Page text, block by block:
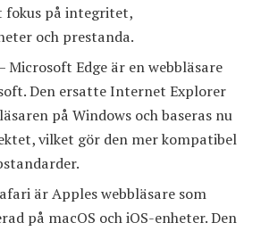
fokus på integritet,
och prestanda.
Microsoft Edge är en webbläsare
Den ersatte Internet Explorer
på Windows och baseras nu
vilket gör den mer kompatibel
är Apples webbläsare som
på macOS och iOS-enheter. Den